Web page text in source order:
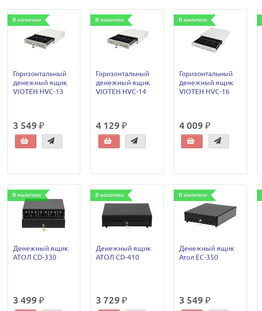
В наличии
Горизонтальный
денежный ящик
VIOTEH HVC-13
3 549 ₽
В наличии
Горизонтальный
денежный ящик
VIOTEH HVC-14
4 129 ₽
В наличии
Горизонтальный
денежный ящик
VIOTEH HVC-16
4 009 ₽
В наличии
Денежный ящик
АТОЛ CD-330
3 499 ₽
В наличии
Денежный ящик
АТОЛ CD-410
3 729 ₽
В наличии
Денежный ящик
Атол EC-350
3 549 ₽